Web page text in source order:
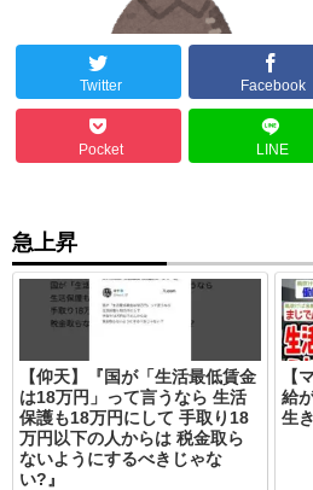
Twitter Facebook
Pocket LINE
急上昇
【仰天】『国が「生活最低賃金
は18万円」って言うなら 生活
保護も18万円にして 手取り18
万円以下の人からは 税金取ら
ないようにするべきじゃな
い?』
【
給
生